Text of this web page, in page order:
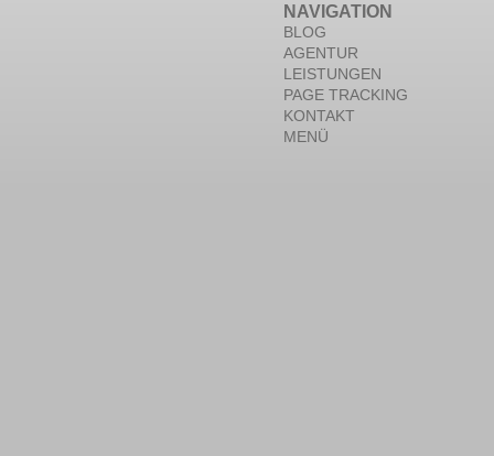
NAVIGATION
BLOG
AGENTUR
LEISTUNGEN
PAGE TRACKING
KONTAKT
MENÜ